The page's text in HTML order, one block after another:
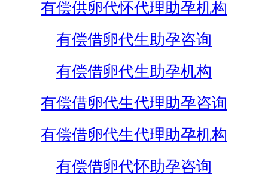
有偿供卵代怀代理助孕机构
有偿借卵代生助孕咨询
有偿借卵代生助孕机构
有偿借卵代生代理助孕咨询
有偿借卵代生代理助孕机构
有偿借卵代怀助孕咨询